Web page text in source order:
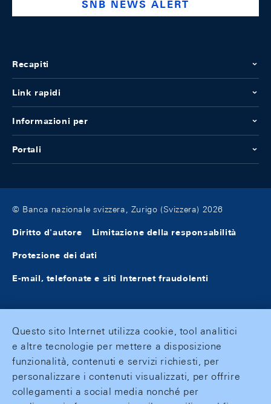
SNB NEWS ALERT
Recapiti
Link rapidi
Informazioni per
Portali
© Banca nazionale svizzera, Zurigo (Svizzera) 2026
Diritto d'autore Limitazione della responsabilità
Protezione dei dati
E-mail, telefonate e siti Internet fraudolenti
Questo sito Internet utilizza cookie, tool analitici
e altre tecnologie per mettere a disposizione
funzionalità, contenuti e servizi richiesti, per
personalizzare i contenuti visualizzati, per offrire
collegamenti a social media nonché per